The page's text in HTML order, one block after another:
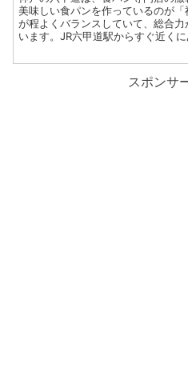
美味しい食パンを作っているのが
が程よくバランスしていて、総合
います。JR六甲道駅からすぐ近くに
スポンサ